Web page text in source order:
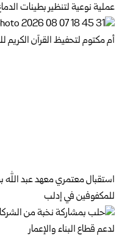
عملية نوعية لتنظير بطينات
استقبال معتمري معهد عبد الله
للمكفوفين في إدلب